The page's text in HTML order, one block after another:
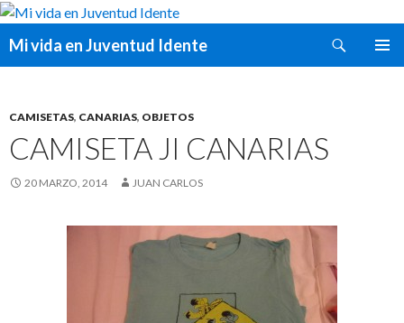
Mi vida en Juventud Idente
CAMISETAS, CANARIAS, OBJETOS
CAMISETA JI CANARIAS
20 MARZO, 2014 JUAN CARLOS